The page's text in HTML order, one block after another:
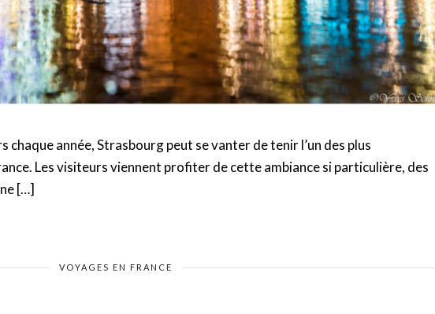
année, Strasbourg peut se vanter de tenir l’un des plus
Les visiteurs viennent profiter de cette ambiance si particulière, des
[…]
VOYAGES EN FRANCE